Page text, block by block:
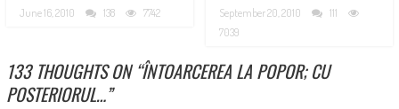
June 16, 2010 138 7742 September 20, 2010
111
7039
133 THOUGHTS ON “ÎNTOARCEREA LA POPOR; CU
POSTERIORUL…”